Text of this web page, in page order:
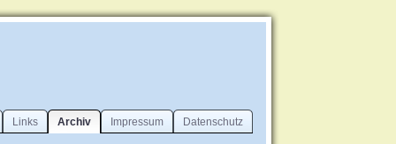
Links Archiv Impressum
Datenschutz